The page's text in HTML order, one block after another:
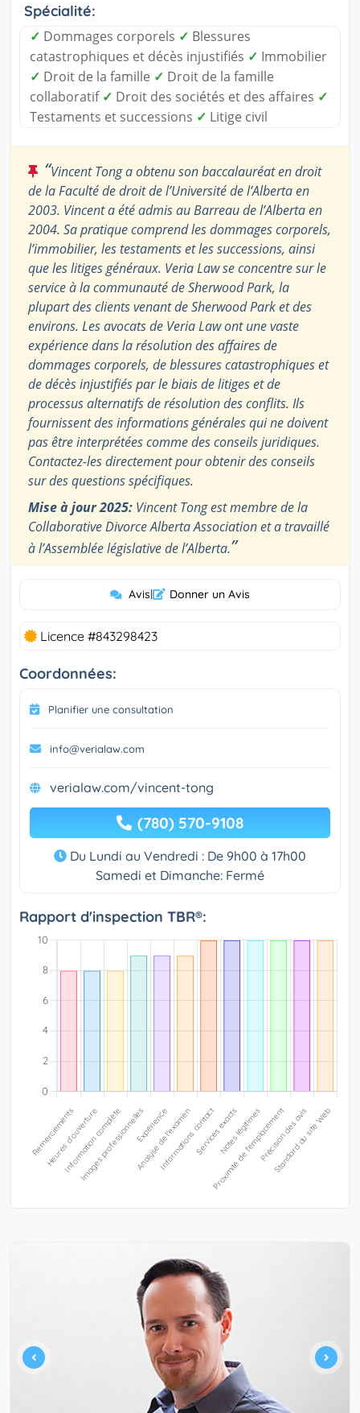
Spécialité:
✓ Dommages corporels ✓ Blessures
catastrophiques et décès injustifiés ✓ Immobilier
✓ Droit de la famille ✓ Droit de la famille
collaboratif ✓ Droit des sociétés et des affaires ✓
Testaments et successions ✓ Litige civil
“Vincent Tong a obtenu son baccalauréat en droit
de la Faculté de droit de l’Université de l’Alberta en
2003. Vincent a été admis au Barreau de l’Alberta en
2004. Sa pratique comprend les dommages corporels,
l’immobilier, les testaments et les successions, ainsi
que les litiges généraux. Veria Law se concentre sur le
service à la communauté de Sherwood Park, la
plupart des clients venant de Sherwood Park et des
environs. Les avocats de Veria Law ont une vaste
expérience dans la résolution des affaires de
dommages corporels, de blessures catastrophiques et
de décès injustifiés par le biais de litiges et de
processus alternatifs de résolution des conflits. Ils
fournissent des informations générales qui ne doivent
pas être interprétées comme des conseils juridiques.
Contactez-les directement pour obtenir des conseils
sur des questions spécifiques.
Mise à jour 2025: Vincent Tong est membre de la
Collaborative Divorce Alberta Association et a travaillé
à l’Assemblée législative de l’Alberta.”
Avis| Donner un Avis
Licence #843298423
Coordonnées:
Planifier une consultation
info@verialaw.com
verialaw.com/vincent-tong
(780) 570-9108
Du Lundi au Vendredi : De 9h00 à 17h00
Samedi et Dimanche: Fermé
Rapport d'inspection TBR®: